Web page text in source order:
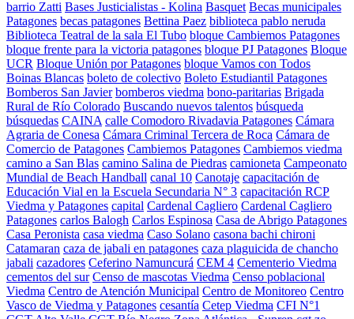
barrio Zatti Bases Justicialistas - Kolina Basquet Becas municipales
Patagones becas patagones Bettina Paez biblioteca pablo neruda
Biblioteca Teatral de la sala El Tubo bloque Cambiemos Patagones
bloque frente para la victoria patagones bloque PJ Patagones Bloque
UCR Bloque Unión por Patagones bloque Vamos con Todos
Boinas Blancas boleto de colectivo Boleto Estudiantil Patagones
Bomberos San Javier bomberos viedma bono-paritarias Brigada
Rural de Río Colorado Buscando nuevos talentos búsqueda
búsquedas CAINA calle Comodoro Rivadavia Patagones Cámara
Agraria de Conesa Cámara Criminal Tercera de Roca Cámara de
Comercio de Patagones Cambiemos Patagones Cambiemos viedma
camino a San Blas camino Salina de Piedras camioneta Campeonato
Mundial de Beach Handball canal 10 Canotaje capacitación de
Educación Vial en la Escuela Secundaria N° 3 capacitación RCP
Viedma y Patagones capital Cardenal Cagliero Cardenal Cagliero
Patagones carlos Balogh Carlos Espinosa Casa de Abrigo Patagones
Casa Peronista casa viedma Caso Solano casona bachi chironi
Catamaran caza de jabali en patagones caza plaguicida de chancho
jabali cazadores Ceferino Namuncurá CEM 4 Cementerio Viedma
cementos del sur Censo de mascotas Viedma Censo poblacional
Viedma Centro de Atención Municipal Centro de Monitoreo Centro
Vasco de Viedma y Patagones cesantía Cetep Viedma CFI N°1